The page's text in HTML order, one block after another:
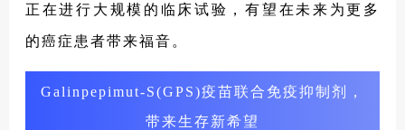
正在进行大规模的临床试验，有望在未来为更多
的癌症患者带来福音。
Galinpepimut-S(GPS)疫苗联合免疫抑制剂，
带来生存新希望